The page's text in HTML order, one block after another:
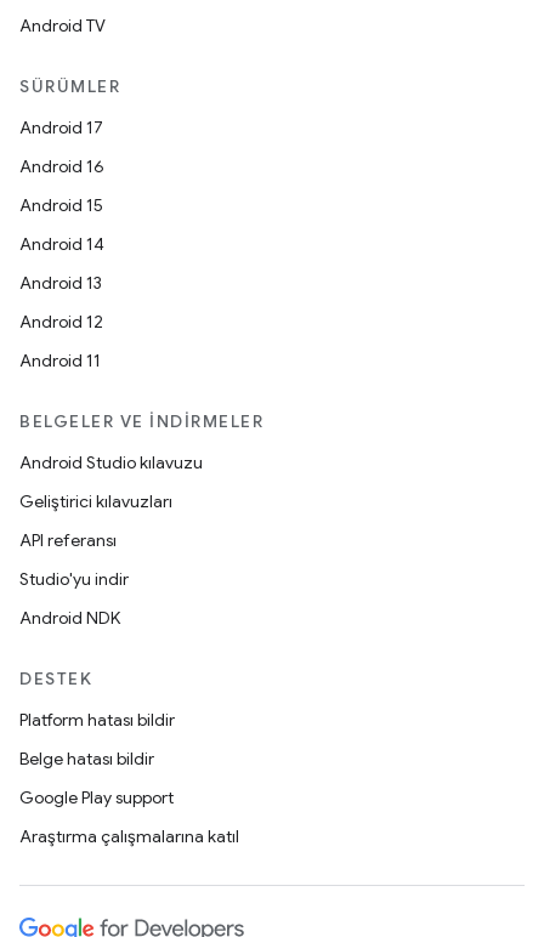
Android TV
SÜRÜMLER
Android 17
Android 16
Android 15
Android 14
Android 13
Android 12
Android 11
BELGELER VE İNDIRMELER
Android Studio kılavuzu
Geliştirici kılavuzları
API referansı
Studio'yu indir
Android NDK
DESTEK
Platform hatası bildir
Belge hatası bildir
Google Play support
Araştırma çalışmalarına katıl